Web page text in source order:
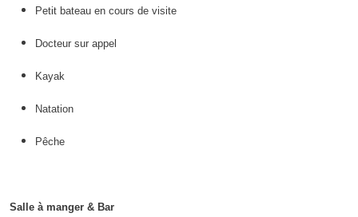
Petit bateau en cours de visite
Docteur sur appel
Kayak
Natation
Pêche
Salle à manger & Bar